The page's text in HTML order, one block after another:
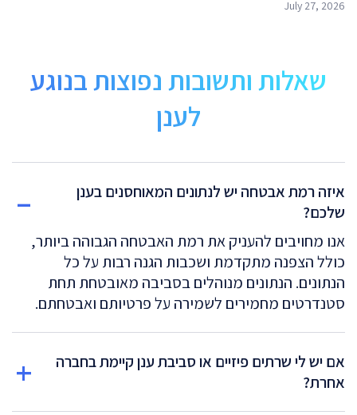
July 27, 2026
שאלות ותשובות נפוצות בנוגע
לענן
איזה רמת אבטחה יש לנתונים המאוחסנים בענן
שלכם?
אנו מחויבים להעניק את רמת האבטחה הגבוהה ביותר,
כולל הצפנה מתקדמת ושכבות הגנה רבות על כל
הנתונים. הנתונים מנוהלים בסביבה מאובטחת תחת
סטנדרטים מחמירים לשמירה על פרטיותם ואבטחתם.
אם יש לי שרתים פיזיים או סביבת ענן קיימת בחברה
אחרת?